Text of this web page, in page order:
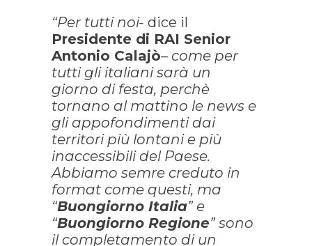
“Per tutti noi- dice il
Presidente di RAI Senior
Antonio Calajò– come per
tutti gli italiani sarà un
giorno di festa, perchè
tornano al mattino le news e
gli appofondimenti dai
territori più lontani e più
inaccessibili del Paese.
Abbiamo semre creduto in
format come questi, ma
“Buongiorno Italia” e
“Buongiorno Regione” sono
il completamento di un